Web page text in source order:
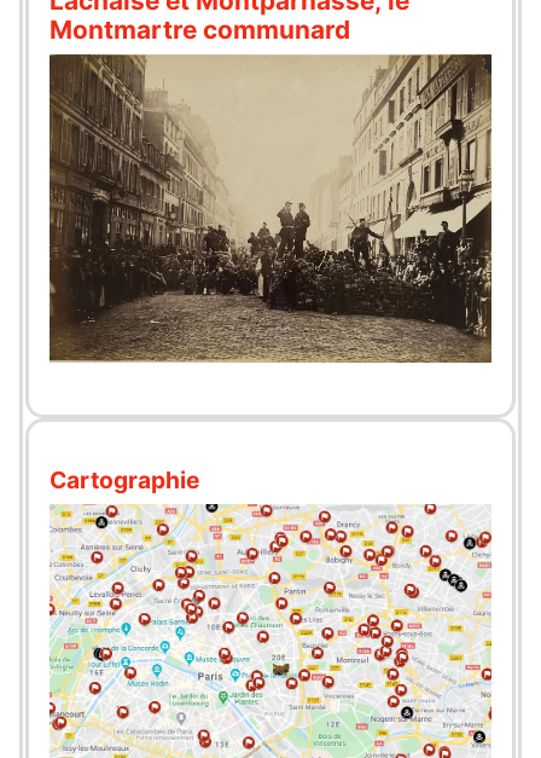
Montmartre communard
Cartographie